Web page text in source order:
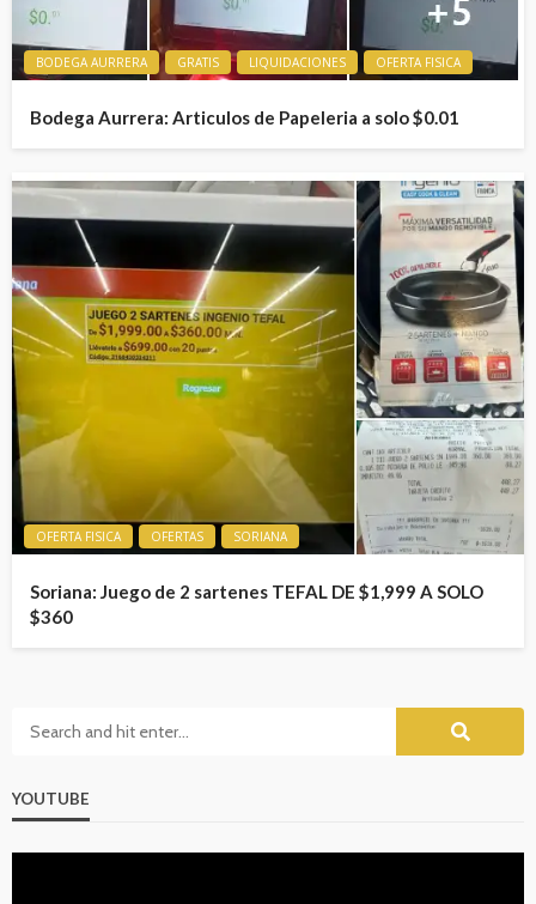
BODEGA AURRERA GRATIS LIQUIDACIONES OFERTA FISICA
Bodega Aurrera: Articulos de Papeleria a solo $0.01
OFERTA FISICA OFERTAS SORIANA
Soriana: Juego de 2 sartenes TEFAL DE $1,999 A SOLO
$360
YOUTUBE